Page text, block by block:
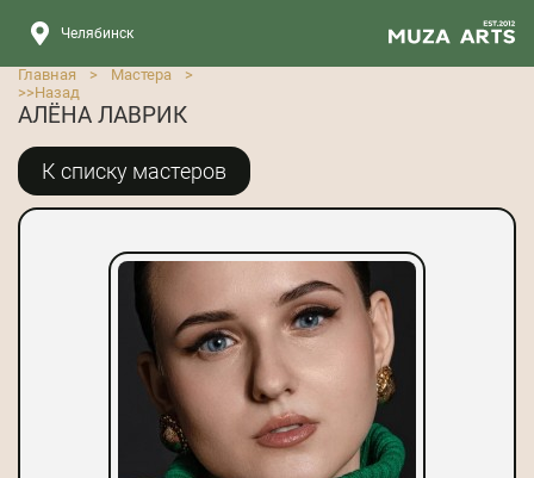
Челябинск
Главная > Мастера
>
>>Назад
АЛЁНА ЛАВРИК
К списку мастеров